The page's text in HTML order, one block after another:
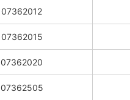
07362012
07362015
07362020
07362505